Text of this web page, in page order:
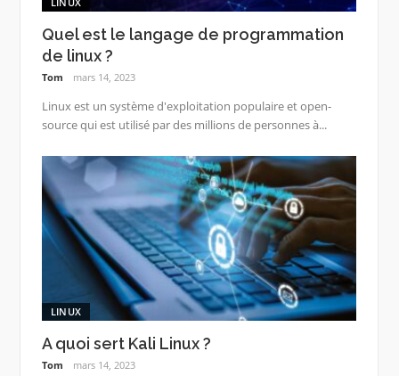
Quel est le langage de programmation
de linux ?
Tom mars 14, 2023
Linux est un système d'exploitation populaire et open-
source qui est utilisé par des millions de personnes à...
LINUX
A quoi sert Kali Linux ?
Tom mars 14, 2023